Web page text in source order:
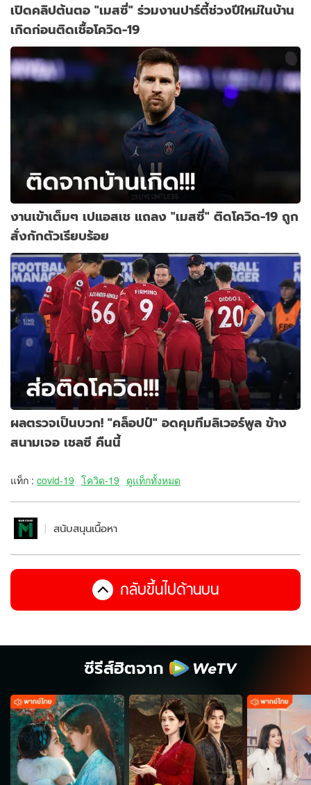
เปิดคลิปต้นตอ "เมสซี่" ร่วมงานปาร์ตี้ช่วงปีใหม่ในบ้าน
เกิดก่อนติดเชื้อโควิด-19
งานเข้าเต็มๆ เปแอสเช แถลง "เมสซี่" ติดโควิด-19 ถูก
สั่งกักตัวเรียบร้อย
ผลตรวจเป็นบวก! "คล็อปป์" อดคุมทีมลิเวอร์พูล ข้าง
สนามเจอ เชลซี คืนนี้
แท็ก : covid-19 โควิด-19 ดูแท็กทั้งหมด
สนับสนุนเนื้อหา
กลับขึ้นไปด้านบน
ซีรีส์ฮิตจาก